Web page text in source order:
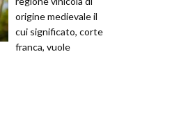
origine medievale il
cui significato, corte
franca, vuole